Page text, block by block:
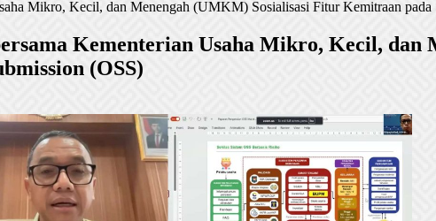
Mikro, Kecil, dan Menengah (UMKM) Sosialisasi Fitur Kemitraan
Kementerian Usaha Mikro, Kecil, dan
(OSS)